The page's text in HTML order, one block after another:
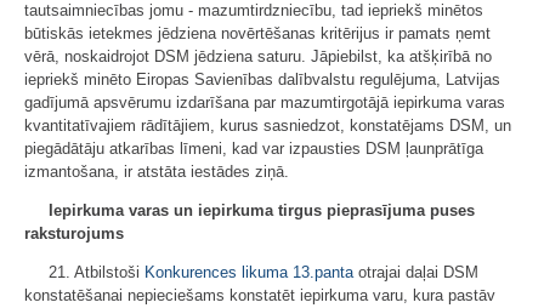
tautsaimniecības jomu - mazumtirdzniecību, tad iepriekš minētos
būtiskās ietekmes jēdziena novērtēšanas kritērijus ir pamats ņemt
vērā, noskaidrojot DSM jēdziena saturu. Jāpiebilst, ka atšķirībā no
iepriekš minēto Eiropas Savienības dalībvalstu regulējuma, Latvijas
gadījumā apsvērumu izdarīšana par mazumtirgotājā iepirkuma varas
kvantitatīvajiem rādītājiem, kurus sasniedzot, konstatējams DSM, un
piegādātāju atkarības līmeni, kad var izpausties DSM ļaunprātīga
izmantošana, ir atstāta iestādes ziņā.
Iepirkuma varas un iepirkuma tirgus pieprasījuma puses
raksturojums
21. Atbilstoši Konkurences likuma 13.pantaotrajai daļai DSM
konstatēšanai nepieciešams konstatēt iepirkuma varu, kura pastāv